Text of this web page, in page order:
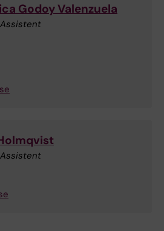
Godoy Valenzuela